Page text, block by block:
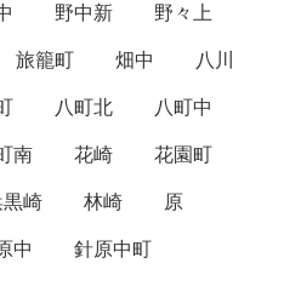
野中新
野々上
旅籠町 畑中
八川
八町北
八町中
南 花崎
花園町
崎 林崎
原
中
針原中町